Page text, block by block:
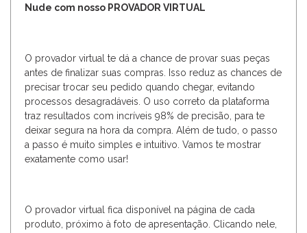
Nude com nosso PROVADOR VIRTUAL
O provador virtual te dá a chance de provar suas peças
antes de finalizar suas compras. Isso reduz as chances de
precisar trocar seu pedido quando chegar, evitando
processos desagradáveis. O uso correto da plataforma
traz resultados com incríveis 98% de precisão, para te
deixar segura na hora da compra. Além de tudo, o passo
a passo é muito simples e intuitivo. Vamos te mostrar
exatamente como usar!
O provador virtual fica disponível na página de cada
produto, próximo à foto de apresentação. Clicando nele,